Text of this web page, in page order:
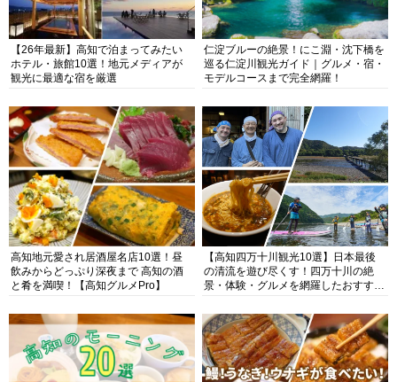
【26年最新】高知で泊まってみたい
ホテル・旅館10選！地元メディアが
観光に最適な宿を厳選
仁淀ブルーの絶景！にこ淵・沈下橋を
巡る仁淀川観光ガイド｜グルメ・宿・
モデルコースまで完全網羅！
高知地元愛され居酒屋名店10選！昼
飲みからどっぷり深夜まで 高知の酒
と肴を満喫！【高知グルメPro】
【高知四万十川観光10選】日本最後
の清流を遊び尽くす！四万十川の絶
景・体験・グルメを網羅したおすすめ